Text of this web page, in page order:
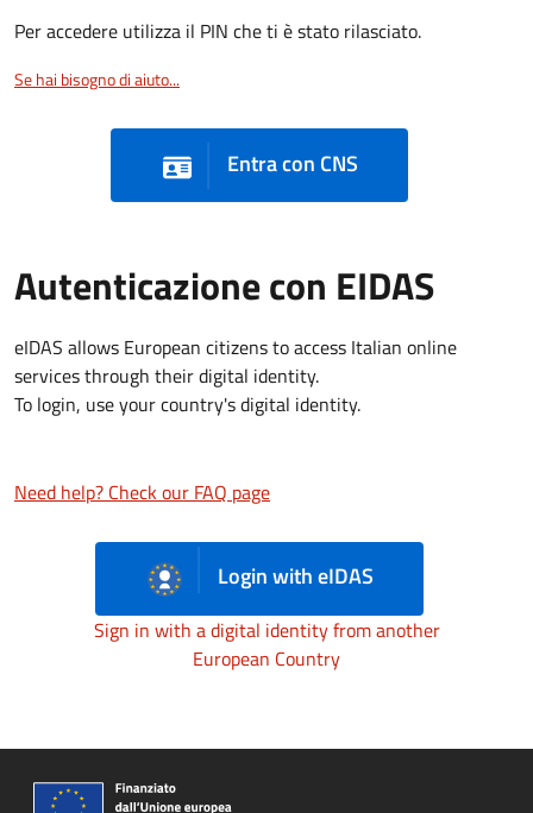
Per accedere utilizza il PIN che ti è stato rilasciato.
Se hai bisogno di aiuto...
Entra con CNS
Autenticazione con EIDAS
eIDAS allows European citizens to access Italian online
services through their digital identity.
To login, use your country's digital identity.
Need help? Check our FAQ page
Login with eIDAS
Sign in with a digital identity from another
European Country